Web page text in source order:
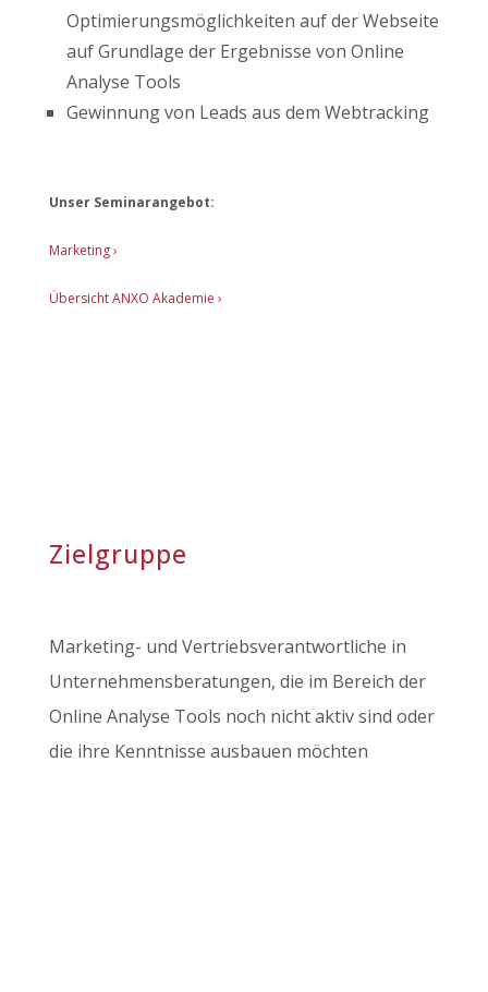
Optimierungsmöglichkeiten auf der Webseite
auf Grundlage der Ergebnisse von Online
Analyse Tools
Gewinnung von Leads aus dem Webtracking
Unser Seminarangebot:
Marketing ›
Übersicht ANXO Akademie ›
Zielgruppe
Marketing- und Vertriebsverantwortliche in
Unternehmensberatungen, die im Bereich der
Online Analyse Tools noch nicht aktiv sind oder
die ihre Kenntnisse ausbauen möchten